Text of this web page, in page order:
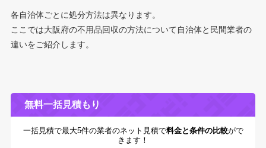
各自治体ごとに処分方法は異なります。
ここでは大阪府の不用品回収の方法について自治体と民間業者の
違いをご紹介します。
無料一括見積もり
一括見積で最大5件の業者のネット見積で料金と条件の比較がで
きます！